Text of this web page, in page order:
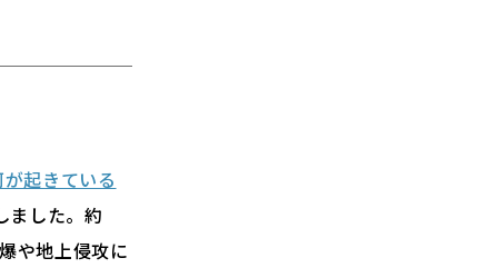
起きている
ました。約
や地上侵攻に